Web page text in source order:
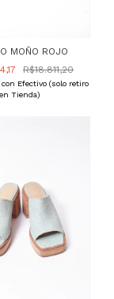
MOÑO ROJO
R$18.811,20
con Efectivo (solo retiro
en Tienda)